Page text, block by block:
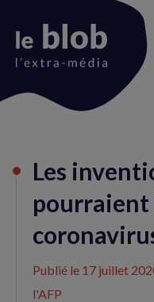
du
Les
Publié le 17 juillet
l'AFP